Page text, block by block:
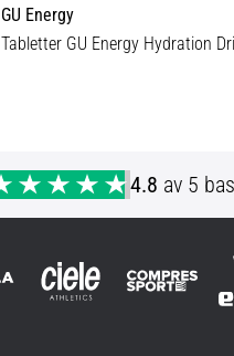
GU Energy
Tabletter GU Energy Hydration
4.8 av 5